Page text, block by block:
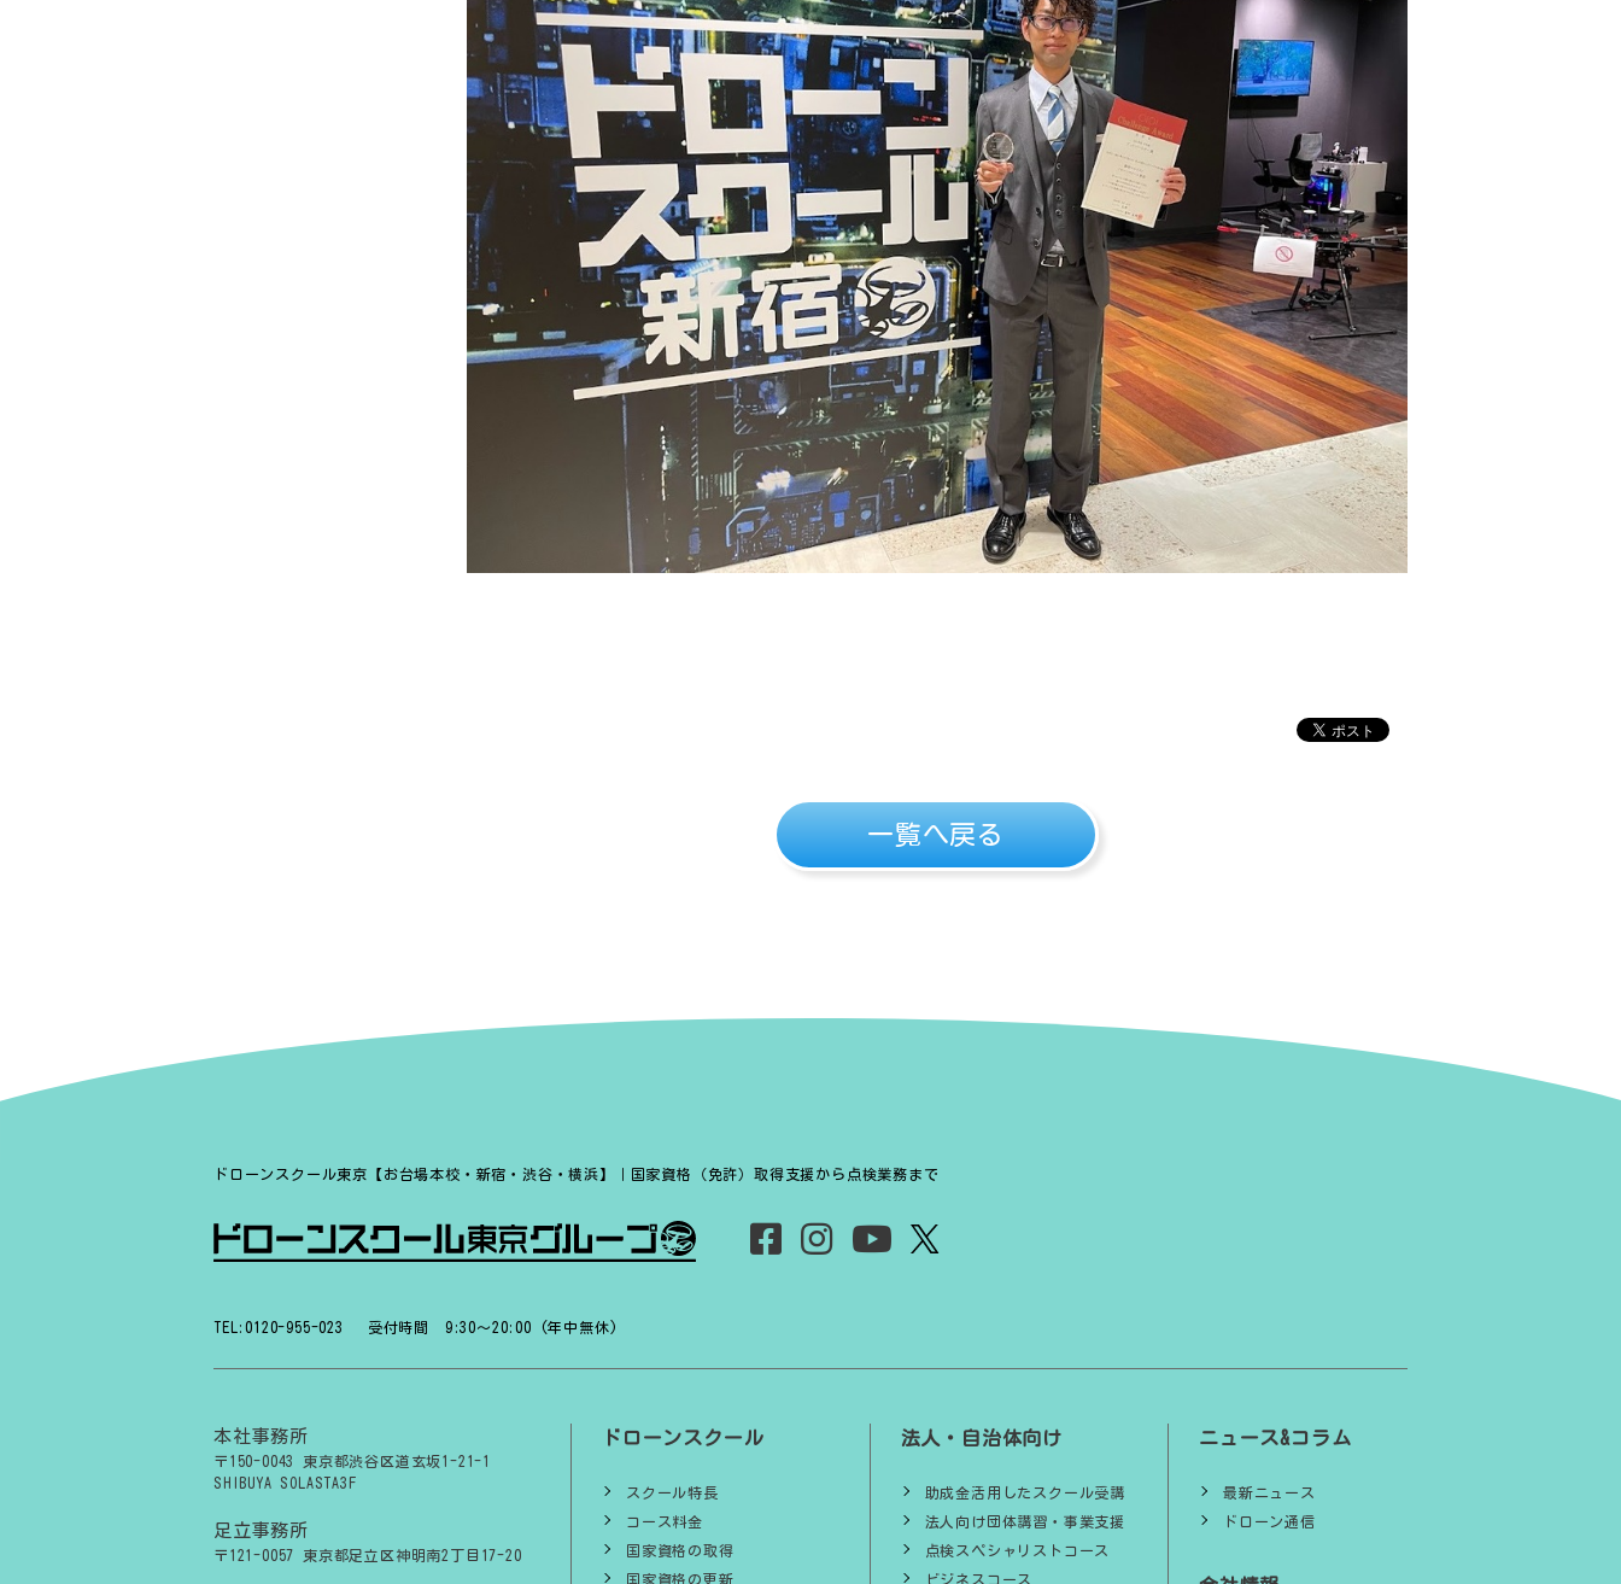
一覧へ戻る
ドローンスクール東京【お台場本校・新宿・渋谷・横浜】｜国家資格（免許）取得支援から点検業務まで
TEL:0120-955-023 受付時間 9:30〜20:00 (年中無休)
本社事務所
〒150-0043 東京都渋谷区道玄坂1-21-1
SHIBUYA SOLASTA3F
足立事務所
〒121-0057 東京都足立区神明南2丁目17-20
ドローンスクール
スクール特長
コース料金
国家資格の取得
国家資格の更新
法人・自治体向け
助成金活用したスクール受講
法人向け団体講習・事業支援
点検スペシャリストコース
ビジネスコース
ニュース&コラム
最新ニュース
ドローン通信